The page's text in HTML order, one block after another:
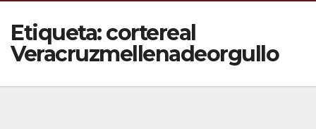
Etiqueta:cortereal
Veracruzmellenadeorgullo